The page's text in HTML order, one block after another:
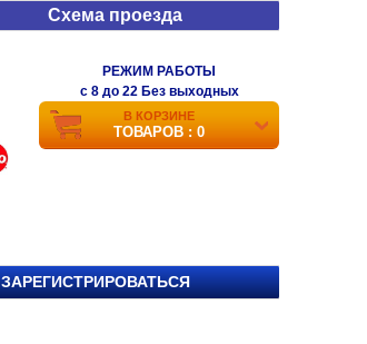
Схема проезда
РЕЖИМ РАБОТЫ
c 8 до 22 Без выходных
В КОРЗИНЕ
ТОВАРОВ : 0
ЗАРЕГИСТРИРОВАТЬСЯ